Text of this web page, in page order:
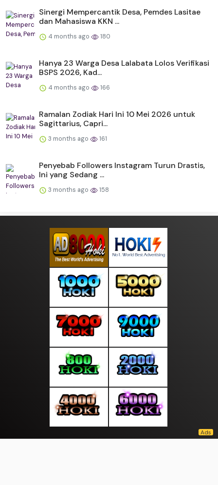
Sinergi Mempercantik Desa, Pemdes Lasitae
dan Mahasiswa KKN ...
4 months ago 180
Hanya 23 Warga Desa Lalabata Lolos Verifikasi
BSPS 2026, Kad...
4 months ago 166
Ramalan Zodiak Hari Ini 10 Mei 2026 untuk
Sagittarius, Capri...
3 months ago 161
Penyebab Followers Instagram Turun Drastis,
Ini yang Sedang ...
3 months ago 158